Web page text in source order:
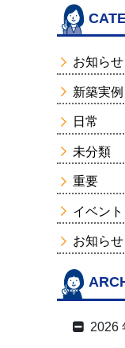
お知ら
新築実例
日常
未分類
重要
イベント
お知らせ
2026